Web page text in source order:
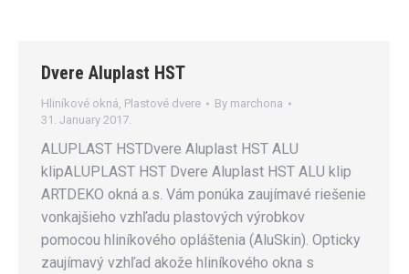
Dvere Aluplast HST
Hliníkové okná, Plastové dvere By marchona
31. January 2017.
ALUPLAST HSTDvere Aluplast HST ALU
klipALUPLAST HST Dvere Aluplast HST ALU klip
ARTDEKO okná a.s. Vám ponúka zaujímavé riešenie
vonkajšieho vzhľadu plastových výrobkov
pomocou hliníkového opláštenia (AluSkin). Opticky
zaujímavý vzhľad akože hliníkového okna s